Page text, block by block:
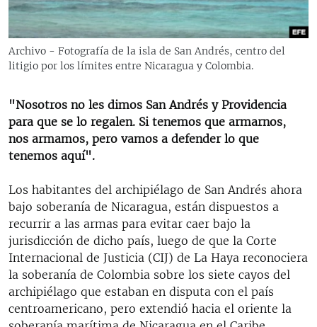
RADIO MARTÍ
ESPECIALES
ESPECIALES
SER VIEJO EN CUBA
KENTU-CUBANO
LOS SANTOS DE HIALEAH
DESINFORMACIÓN RUSA EN AMÉRICA LATINA
LA INVASIÓN DE RUSIA A UCRANIA
MULTIMEDIA
SÍGUENOS
Archivo - Fotografía de la isla de San Andrés, centro del
litigio por los límites entre Nicaragua y Colombia.
"Nosotros no les dimos San Andrés y Providencia
para que se lo regalen. Si tenemos que armarnos,
nos armamos, pero vamos a defender lo que
tenemos aquí".
Los habitantes del archipiélago de San Andrés ahora
bajo soberanía de Nicaragua, están dispuestos a
recurrir a las armas para evitar caer bajo la
jurisdicción de dicho país, luego de que la Corte
Internacional de Justicia (CIJ) de La Haya reconociera
la soberanía de Colombia sobre los siete cayos del
archipiélago que estaban en disputa con el país
centroamericano, pero extendió hacia el oriente la